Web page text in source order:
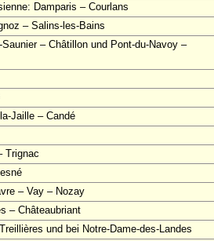
Damparis – Courlans
– Salins-les-Bains
– Châtillon und Pont-du-Navoy –
Jaille – Candé
Trignac
– Vay – Nozay
– Châteaubriant
und bei Notre-Dame-des-Landes